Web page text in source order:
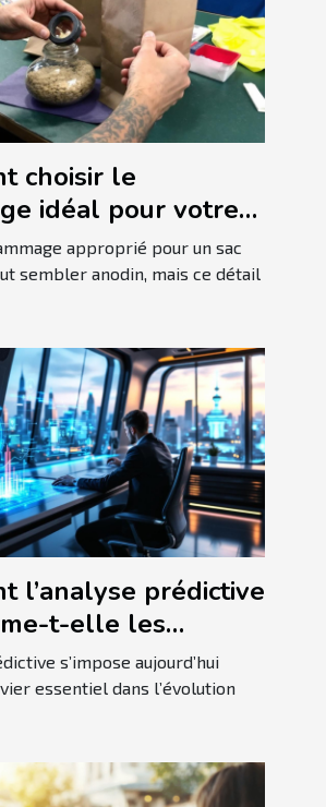
choisir le
idéal pour votre
?
approprié pour un sac
sembler anodin, mais ce détail
l’analyse prédictive
t-elle les
d'affaires ?
s’impose aujourd’hui
essentiel dans l’évolution